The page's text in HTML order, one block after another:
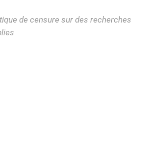
de censure sur des recherches